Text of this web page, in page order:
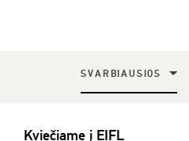
SVARBIAUSIOS
Kviečiame į EIFL